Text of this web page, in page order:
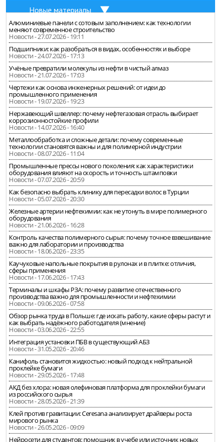
Новые материалы
Алюминиевые панели с сотовым заполнением: как технологии
меняют современное строительство
Новости - 27.07.2026 - 19:11
Подшипники: как разобраться в видах, особенностях и выборе
Новости - 24.07.2026 - 17:13
Учёные превратили молекулы из нефти в чистый алмаз
Новости - 21.07.2026 - 17:03
Чертежи как основа инженерных решений: от идеи до
промышленного применения
Новости - 19.07.2026 - 19:23
Нержавеющий швеллер: почему нефтегазовая отрасль выбирает
коррозионностойкие профили
Новости - 14.07.2026 - 16:40
Металлообработка и сложные детали: почему современные
технологии становятся важны и для полимерной индустрии
Новости - 08.07.2026 - 11:04
Промышленные прессы нового поколения: как характеристики
оборудования влияют на скорость и точность штамповки
Новости - 07.07.2026 - 20:59
Как безопасно выбрать клинику для пересадки волос в Турции
Новости - 05.07.2026 - 20:30
Железные артерии нефтехимии: как не утонуть в мире полимерного
оборудования
Новости - 21.06.2026 - 16:28
Контроль качества полимерного сырья: почему точное взвешивание
важно для лаборатории и производства
Новости - 18.06.2026 - 23:35
Каучуковые напольные покрытия в рулонах и в плитке: отличия,
сферы применения
Новости - 17.06.2026 - 17:43
Терминалы и шкафы РЗА: почему развитие отечественного
производства важно для промышленности и нефтехимии
Новости - 09.06.2026 - 07:58
Обзор рынка труда в Польше: где искать работу, какие сферы растут и
как выбрать надёжного работодателя (мнение)
Новости - 03.06.2026 - 22:55
Интеграция установки ПБВ в существующий АБЗ
Новости - 31.05.2026 - 20:46
Канифоль становится жидкостью: новый подход к нейтральной
проклейке бумаги
Новости - 29.05.2026 - 17:48
АКД без хлора: новая олефиновая платформа для проклейки бумаги
из российского сырья
Новости - 28.05.2026 - 21:39
Клей против гравитации: Ceresana анализирует драйверы роста
мирового рынка
Новости - 26.05.2026 - 09:09
Нейросети для студентов: помощник в учебе или источник новых